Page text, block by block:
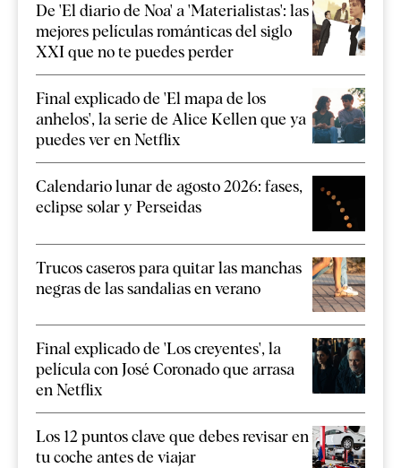
De 'El diario de Noa' a 'Materialistas': las
mejores películas románticas del siglo
XXI que no te puedes perder
Final explicado de 'El mapa de los
anhelos', la serie de Alice Kellen que ya
puedes ver en Netflix
Calendario lunar de agosto 2026: fases,
eclipse solar y Perseidas
Trucos caseros para quitar las manchas
negras de las sandalias en verano
Final explicado de 'Los creyentes', la
película con José Coronado que arrasa
en Netflix
Los 12 puntos clave que debes revisar en
tu coche antes de viajar